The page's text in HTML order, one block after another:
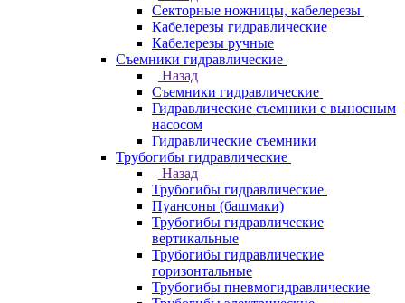
Секторные ножницы, кабелерезы
Кабелерезы гидравлические
Кабелерезы ручные
Съемники гидравлические
Назад
Съемники гидравлические
Гидравлические cъемники с выносным
насосом
Гидравлические съемники
Трубогибы гидравлические
Назад
Трубогибы гидравлические
Пуансоны (башмаки)
Трубогибы гидравлические
вертикальные
Трубогибы гидравлические
горизонтальные
Трубогибы пневмогидравлические